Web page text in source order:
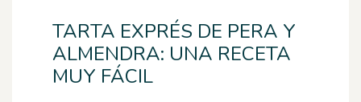
TARTA EXPRÉS DE PERA Y
ALMENDRA: UNA RECETA
MUY FÁCIL